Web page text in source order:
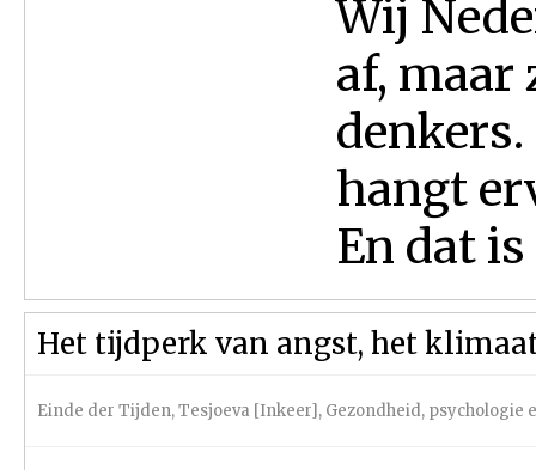
Wij
af,
hangt
En dat
Het tijdperk van angst, het
Einde der Tijden,Tesjoeva [Inkeer], Gezondheid, psychologie